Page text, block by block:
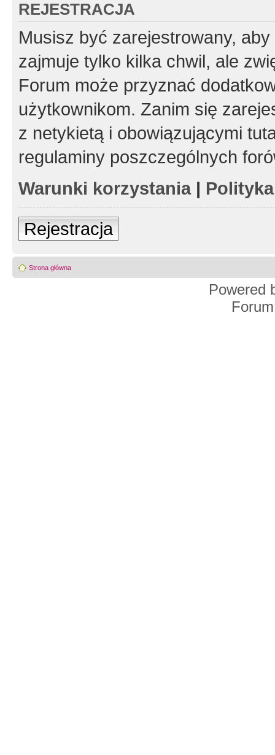
REJESTRACJA
Musisz być zarejestrowany,
zajmuje tylko kilka chwil, ale
Forum może przyznać
użytkownikom. Zanim się
z netykietą i obowiązującymi
regulaminy poszczególnych
Warunki korzystania|
Rejestracja
Strona główna
Powered